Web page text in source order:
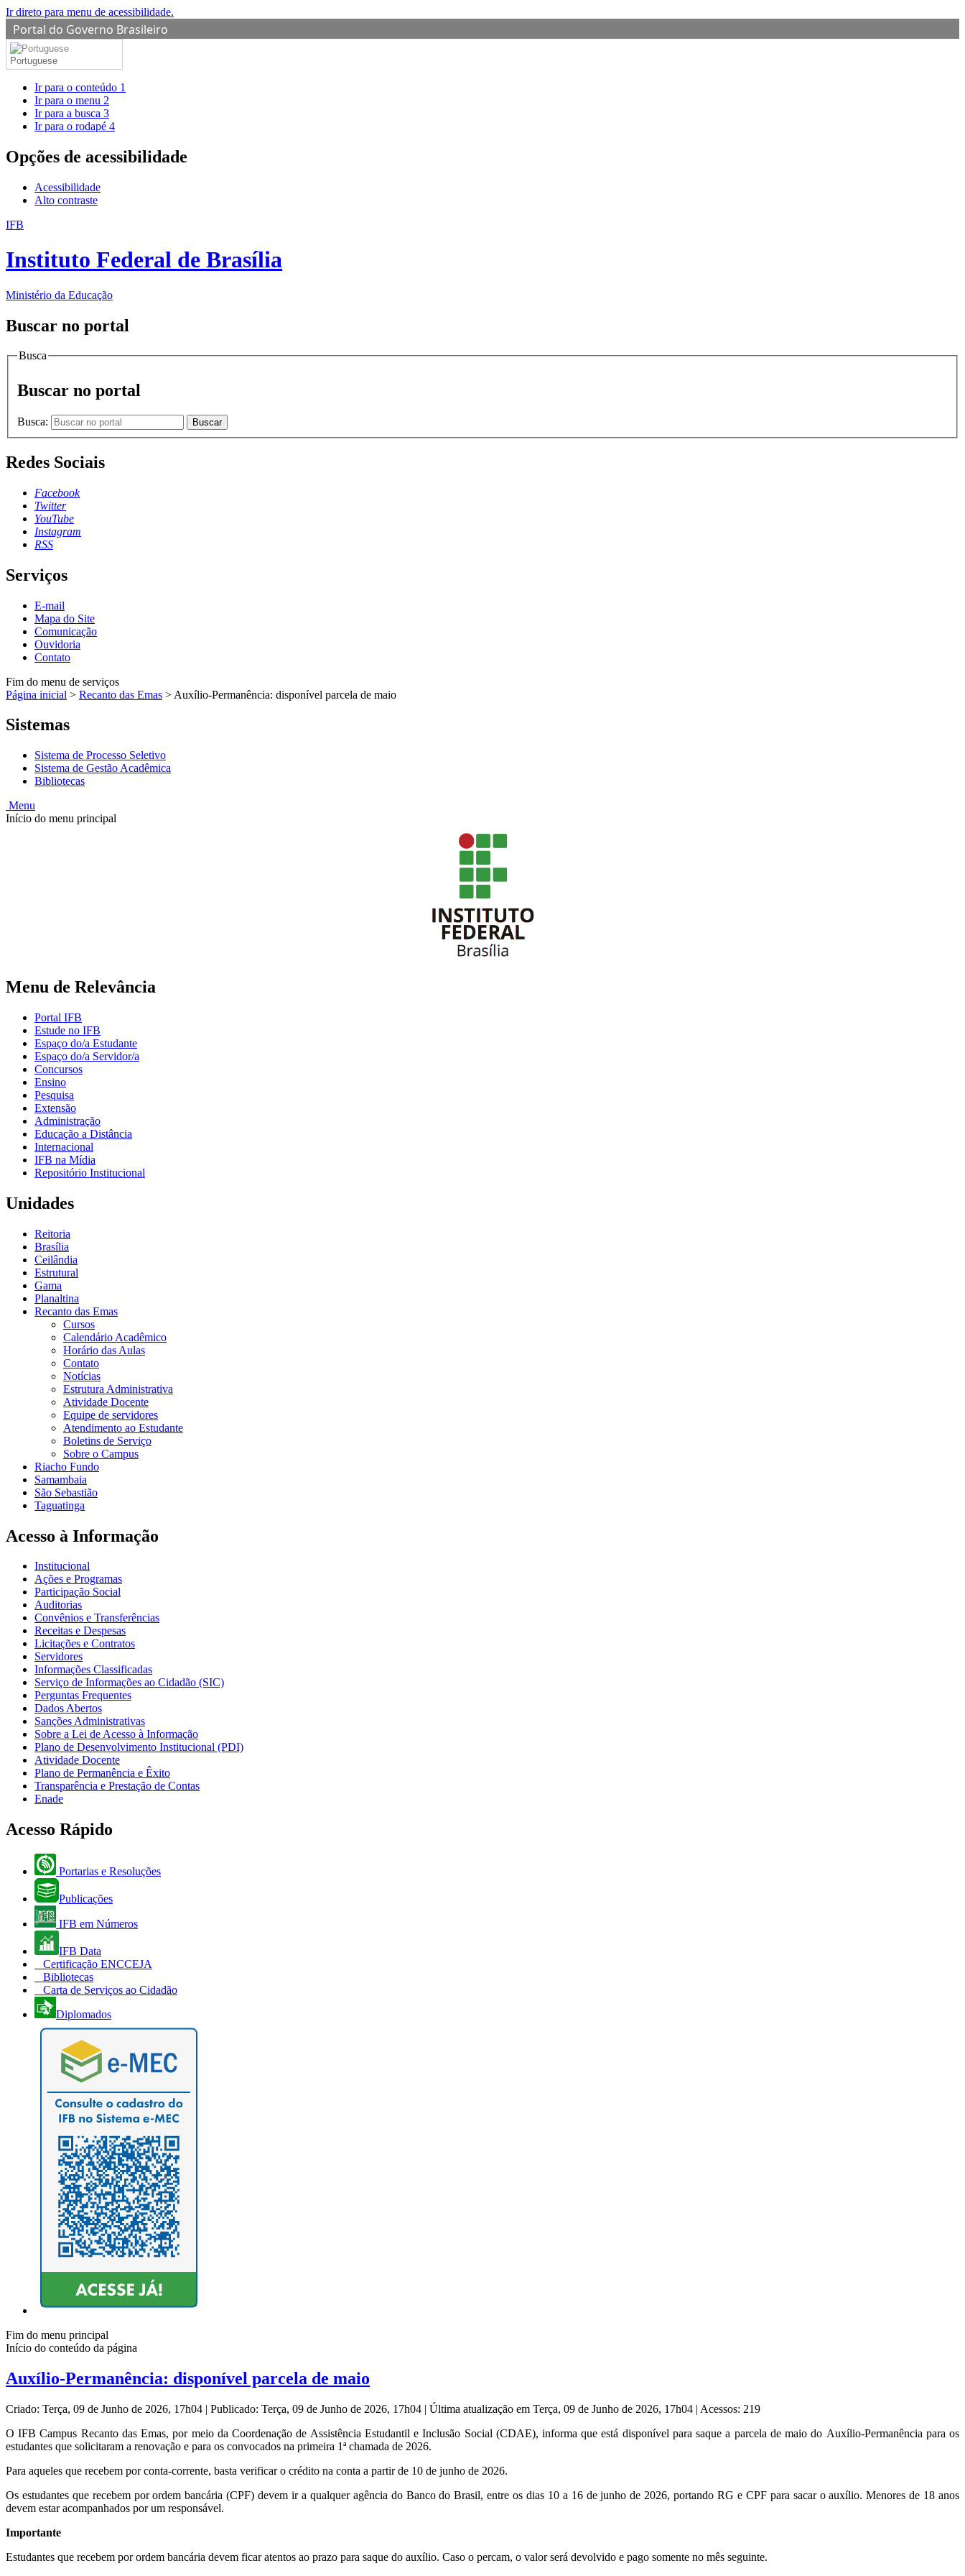
Ir direto para menu de acessibilidade.
Portal do Governo Brasileiro
Portuguese
Ir para o conteúdo 1
Ir para o menu 2
Ir para a busca 3
Ir para o rodapé 4
Opções de acessibilidade
Acessibilidade
Alto contraste
IFB
Instituto Federal de Brasília
Ministério da Educação
Buscar no portal
Busca
Buscar no portal
Busca: Buscar
Redes Sociais
Facebook
Twitter
YouTube
Instagram
RSS
Serviços
E-mail
Mapa do Site
Comunicação
Ouvidoria
Contato
Fim do menu de serviços
Página inicial > Recanto das Emas > Auxílio-Permanência: disponível parcela de maio
Sistemas
Sistema de Processo Seletivo
Sistema de Gestão Acadêmica
Bibliotecas
Menu
Início do menu principal
Menu de Relevância
Portal IFB
Estude no IFB
Espaço do/a Estudante
Espaço do/a Servidor/a
Concursos
Ensino
Pesquisa
Extensão
Administração
Educação a Distância
Internacional
IFB na Mídia
Repositório Institucional
Unidades
Reitoria
Brasília
Ceilândia
Estrutural
Gama
Planaltina
Recanto das Emas
Cursos
Calendário Acadêmico
Horário das Aulas
Contato
Notícias
Estrutura Administrativa
Atividade Docente
Equipe de servidores
Atendimento ao Estudante
Boletins de Serviço
Sobre o Campus
Riacho Fundo
Samambaia
São Sebastião
Taguatinga
Acesso à Informação
Institucional
Ações e Programas
Participação Social
Auditorias
Convênios e Transferências
Receitas e Despesas
Licitações e Contratos
Servidores
Informações Classificadas
Serviço de Informações ao Cidadão (SIC)
Perguntas Frequentes
Dados Abertos
Sanções Administrativas
Sobre a Lei de Acesso à Informação
Plano de Desenvolvimento Institucional (PDI)
Atividade Docente
Plano de Permanência e Êxito
Transparência e Prestação de Contas
Enade
Acesso Rápido
Portarias e Resoluções
Publicações
IFB em Números
IFB Data
Certificação ENCCEJA
Bibliotecas
Carta de Serviços ao Cidadão
Diplomados
Fim do menu principal
Início do conteúdo da página
Auxílio-Permanência: disponível parcela de maio
Criado: Terça, 09 de Junho de 2026, 17h04 | Publicado: Terça, 09 de Junho de 2026, 17h04 | Última atualização em Terça, 09 de Junho de 2026, 17h04 | Acessos: 219
O IFB Campus Recanto das Emas, por meio da Coordenação de Assistência Estudantil e Inclusão Social (CDAE), informa que está disponível para saque a parcela de maio do Auxílio-Permanência para os
estudantes que solicitaram a renovação e para os convocados na primeira 1ª chamada de 2026.
Para aqueles que recebem por conta-corrente, basta verificar o crédito na conta a partir de 10 de junho de 2026.
Os estudantes que recebem por ordem bancária (CPF) devem ir a qualquer agência do Banco do Brasil, entre os dias 10 a 16 de junho de 2026, portando RG e CPF para sacar o auxílio. Menores de 18 anos
devem estar acompanhados por um responsável.
Importante
Estudantes que recebem por ordem bancária devem ficar atentos ao prazo para saque do auxílio. Caso o percam, o valor será devolvido e pago somente no mês seguinte.